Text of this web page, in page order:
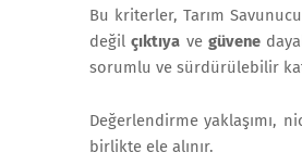
Bu kriterler, Tarım
değilçıktıya vegüvene
sorumlu ve sürdürülebilir
Değerlendirme yaklaşımı,
birlikte ele alınır.